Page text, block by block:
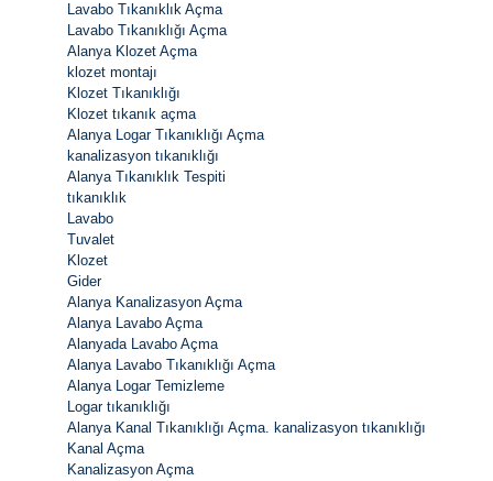
Lavabo Tıkanıklık Açma
Lavabo Tıkanıklığı Açma
Alanya Klozet Açma
klozet montajı
Klozet Tıkanıklığı
Klozet tıkanık açma
Alanya Logar Tıkanıklığı Açma
kanalizasyon tıkanıklığı
Alanya Tıkanıklık Tespiti
tıkanıklık
Lavabo
Tuvalet
Klozet
Gider
Alanya Kanalizasyon Açma
Alanya Lavabo Açma
Alanyada Lavabo Açma
Alanya Lavabo Tıkanıklığı Açma
Alanya Logar Temizleme
Logar tıkanıklığı
Alanya Kanal Tıkanıklığı Açma. kanalizasyon tıkanıklığı
Kanal Açma
Kanalizasyon Açma